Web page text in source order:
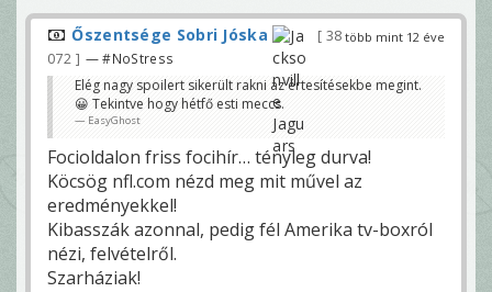
több mint 12 éve
Őszentsége Sobri Jóska
38
072
— #NoStress
Elég nagy spoilert sikerült rakni az értesítésekbe megint.
😀 Tekintve hogy hétfő esti meccs.
EasyGhost
Focioldalon friss focihír… tényleg durva!
Köcsög nfl.com nézd meg mit művel az
eredményekkel!
Kibasszák azonnal, pedig fél Amerika tv-boxról
nézi, felvételről.
Szarháziak!